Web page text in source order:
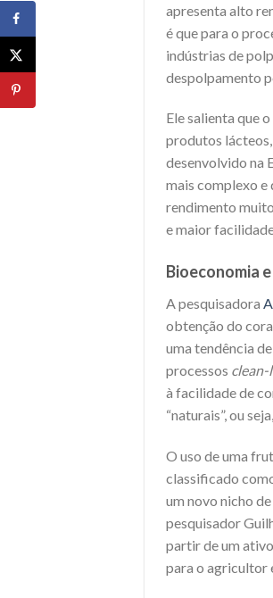
apresenta alto
é que para o
indústrias de
despolpamento
Ele salienta que
produtos
desenvolvido na
mais complexo e
rendimento
e maior
Bioeconomia
A pesquisadora
obtenção do
uma tendência
processos clean-
à facilidade de
“naturais”, ou
O uso de uma
classificado
um novo nicho
pesquisador
partir de um
para o agricultor